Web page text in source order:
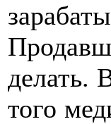
делать.
того